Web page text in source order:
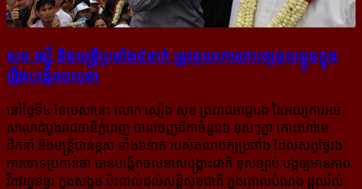
សម រង្ស៊ី និងមន្ត្រី​ប្រឆាំង​៥នាក់ ត្រូវ​តុលាការ​កោះ​ឲ្យ​ចូល​ខ្លួន​ក្នុង​
រឿង​បង្កើត​ចលនា
នៅថ្ងៃទី៤ ខែមេសានេះ លោក សៀង សុខ ព្រះរាជអាជ្ញារង នៃអយ្យការអម​
សាលាដំបូង​រាជធានីភ្នំពេញ បានចេញដីកាចំនួន៦ ខុសៗគ្នា កោះហៅមេ
ដឹកនាំ និងមន្ត្រីជាន់ខ្ពស់ ទាំង៦នាក់ របស់គណបក្សប្រឆាំង ដែលសព្វថ្ងៃរង
ការចោទប្រកាន់ថា បានបង្កើតចលនាសង្គ្រោះជាតិ ខុសច្បាប់ បង្កឲ្យមានភាព
វឹកវរធ្ងន់ធ្ងរ ក្នុងសង្គម ប៉ះពាល់ដល់សន្តិសុខជាតិ ក្នុងគោលបំណង ផ្តួលរំលំ